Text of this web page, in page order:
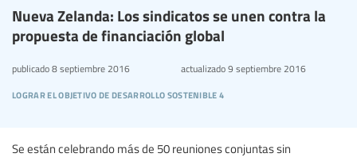
Nueva Zelanda: Los sindicatos se unen contra la
propuesta de financiación global
lograr el objetivo de desarrollo sostenible 4
publicado8 septiembre 2016 actualizado9 septiembre 2016
Se están celebrando más de 50 reuniones conjuntas sin